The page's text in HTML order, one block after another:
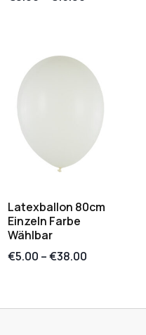
Latexballon 80cm
Einzeln Farbe
Wählbar
€5.00 –€38.00